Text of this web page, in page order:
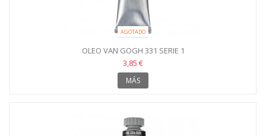
AGOTADO
OLEO VAN GOGH 331 SERIE 1
3,85 €
MÁS